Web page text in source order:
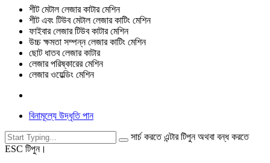
শীট মেটাল লেজার কাটার মেশিন
শীট এবং টিউব মেটাল লেজার কাটিং মেশিন
ফাইবার লেজার টিউব কাটার মেশিন
উচ্চ ক্ষমতা সম্পন্ন লেজার কাটিং মেশিন
ছোট ধাতব লেজার কাটার
লেজার পরিষ্কারের মেশিন
লেজার ওয়েল্ডিং মেশিন
বিনামূল্যে উদ্ধৃতি পান
সার্চ করতে এন্টার টিপুন অথবা বন্ধ করতে
ESC টিপুন।